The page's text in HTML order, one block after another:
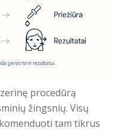
procedūrą
žingsnių. Visų
tam tikrus